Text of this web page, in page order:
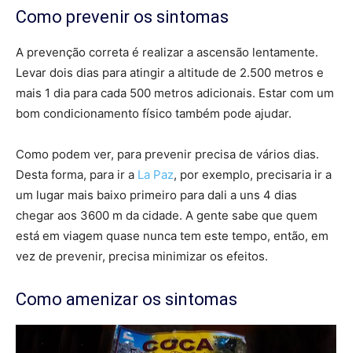
Como prevenir os sintomas
A prevenção correta é realizar a ascensão lentamente.
Levar dois dias para atingir a altitude de 2.500 metros e
mais 1 dia para cada 500 metros adicionais. Estar com um
bom condicionamento físico também pode ajudar.
Como podem ver, para prevenir precisa de vários dias.
Desta forma, para ir a La Paz, por exemplo, precisaria ir a
um lugar mais baixo primeiro para dali a uns 4 dias
chegar aos 3600 m da cidade. A gente sabe que quem
está em viagem quase nunca tem este tempo, então, em
vez de prevenir, precisa minimizar os efeitos.
Como amenizar os sintomas